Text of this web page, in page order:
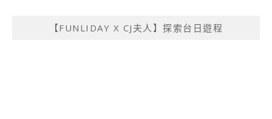
【FUNLIDAY X CJ夫人】探索台日遊程